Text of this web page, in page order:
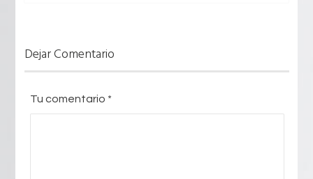
Dejar Comentario
Tu comentario *